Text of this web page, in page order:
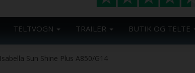
TELTVOGN TRAILER BUTIK OG TELTE
Isabella Sun Shine Plus A850/G14